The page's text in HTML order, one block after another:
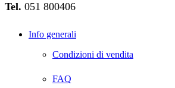
Tel. 051 800406
Info generali
Condizioni di vendita
FAQ